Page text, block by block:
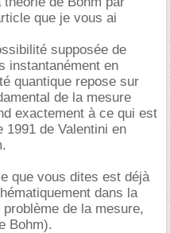
que je vous ai
supposée de
instantanément en
quantique repose sur
de la mesure
exactement à ce qui est
de Valentini en
que vous dites est déjà
dans la
de la mesure,
Bohm).